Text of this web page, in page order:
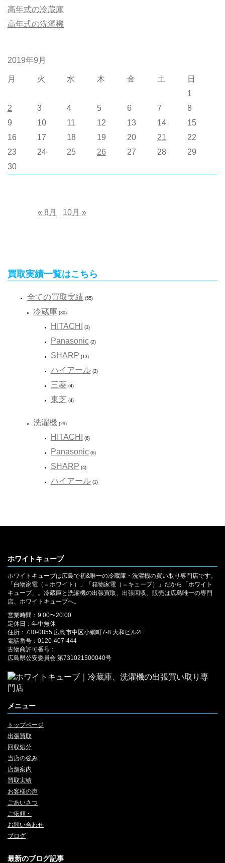
高年式の冷蔵庫
高年式の洗濯機
2019年9月
月 火 水 木 金 土
日
1
2
3 4 5 6 7
8
9
10 11 12 13 14
15
16
17 18 19 20 21
22
23
24 25 26 27 28
29
30
« 8月 10月 »
買取実績一覧はこちら
全ての買取実績 (55)
冷蔵庫 (30)
HITACHI (3)
Panasonic(2)
SHARP (13)
ハイアール(2)
三菱(4)
東芝 (4)
洗濯機 (29)
HITACHI (6)
Panasonic(6)
SHARP (4)
ハイアール(1)
ホワイトキューブ
ホワイトキューブは広島で初&唯一の冷蔵庫・洗濯機の買い取り専門店です。
「白物家電（＝ホワイト）」「箱物家電（＝キューブ）」だから「ホワイト
キューブ」。冷蔵庫と洗濯機の出張買取、出張回収、販売は広島唯一の専門
店、ホワイトキューブへ。
営業時間：9:00〜20:00
定休日：年中無休
住所：730-0855 広島市中区小網町7-8 大和ビル2F
電話番号：0120-407-444
古物商許可番号：
広島県公安委員会 第731021500040号
メニュー
トップページ
出張買取
回収処分
当店の強み
店舗案内
買取実績
お客様の声
ごあいさつ
ご依頼・
お問い合わせ
ブログ
最新のブログ記事